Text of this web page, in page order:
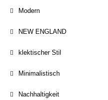
Modern
NEW ENGLAND
klektischer Stil
Minimalistisch
Nachhaltigkeit